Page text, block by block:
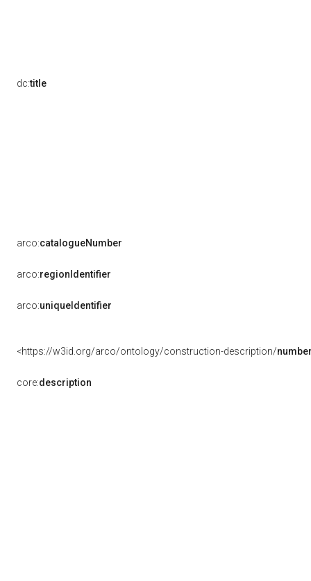
dc:title
arco:catalogueNumber
arco:regionIdentifier
arco:uniqueIdentifier
<https://w3id.org/arco/ontology/construction-description/
core:description